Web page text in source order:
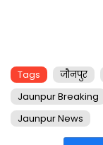
Tags जौनपुर
Jaunpur Breaking
Jaunpur News